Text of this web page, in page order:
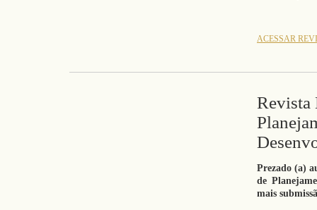
ACESSAR
Revista
Prezado (a)
de
mais